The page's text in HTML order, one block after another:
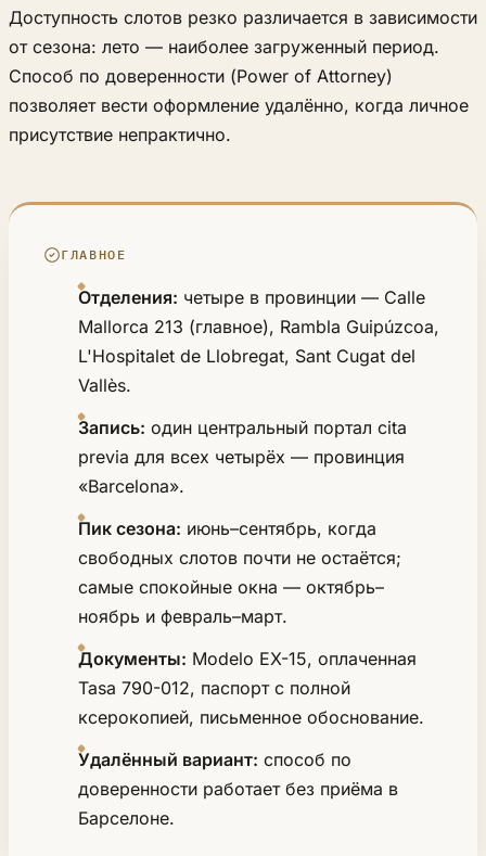
Доступность слотов резко различается в зависимости
от сезона: лето — наиболее загруженный период.
Способ по доверенности (Power of Attorney)
позволяет вести оформление удалённо, когда личное
присутствие непрактично.
ГЛАВНОЕ
Отделения: четыре в провинции — Calle
Mallorca 213 (главное), Rambla Guipúzcoa,
L'Hospitalet de Llobregat, Sant Cugat del
Vallès.
Запись: один центральный портал cita
previa для всех четырёх — провинция
«Barcelona».
Пик сезона: июнь–сентябрь, когда
свободных слотов почти не остаётся;
самые спокойные окна — октябрь–
ноябрь и февраль–март.
Документы: Modelo EX-15, оплаченная
Tasa 790-012, паспорт с полной
ксерокопией, письменное обоснование.
Удалённый вариант: способ по
доверенности работает без приёма в
Барселоне.